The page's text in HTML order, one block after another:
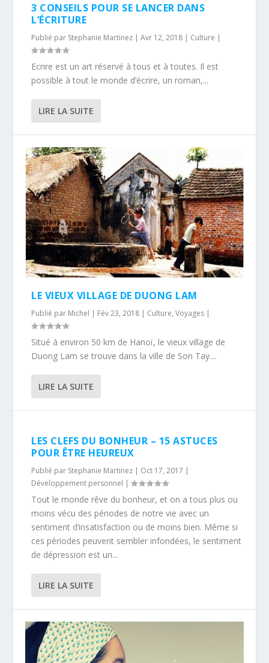
3 CONSEILS POUR SE LANCER DANS
L’ÉCRITURE
Publié par Stephanie Martinez |Avr 12, 2018 | Culture |
Ecrire est un art réservé à tous et à toutes. Il est
possible à tout le monde d’écrire, un roman,...
LIRE LA SUITE
LE VIEUX VILLAGE DE DUONG LAM
Publié par Michel | Fév 23, 2018 | Culture,Voyages |
Situé à environ 50 km de Hanoï, le vieux village de
Duong Lam se trouve dans la ville de Son Tay....
LIRE LA SUITE
LES CLEFS DU BONHEUR – 15 ASTUCES
POUR ÊTRE HEUREUX
Publié par Stephanie Martinez | Oct 17, 2017 |
Développement personnel |
Tout le monde rêve du bonheur, et on a tous plus ou
moins vécu des périodes de notre vie avec un
sentiment d’insatisfaction ou de moins bien. Même si
ces périodes peuvent sembler infondées, le sentiment
de dépression est un...
LIRE LA SUITE